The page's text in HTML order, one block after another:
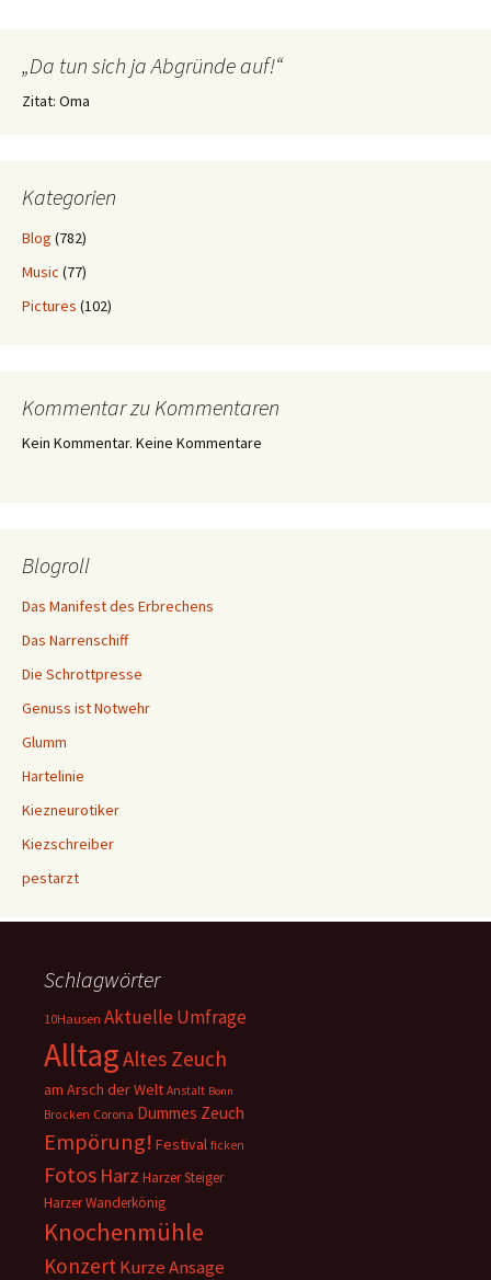
„Da tun sich ja Abgründe auf!“
Zitat: Oma
Kategorien
Blog (782)
Music (77)
Pictures (102)
Kommentar zu Kommentaren
Kein Kommentar. Keine Kommentare
Blogroll
Das Manifest des Erbrechens
Das Narrenschiff
Die Schrottpresse
Genuss ist Notwehr
Glumm
Hartelinie
Kiezneurotiker
Kiezschreiber
pestarzt
Schlagwörter
10Hausen Aktuelle Umfrage
AlltagAltes Zeuch
am Arsch der Welt Anstalt Bonn
Brocken Corona Dummes Zeuch
Empörung! Festival ficken
Fotos Harz Harzer Steiger
Harzer Wanderkönig
Knochenmühle
KonzertKurze Ansage